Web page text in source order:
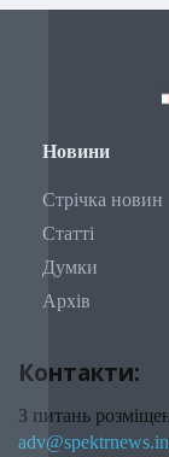
Новини
Стрічка новин
Статті
Думки
Архів
Контакти:
З питань